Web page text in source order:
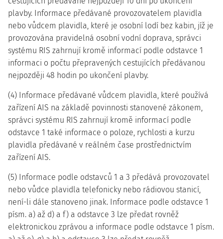
plavby. Informace předávané provozovatelem plavidla
nebo vůdcem plavidla, které je osobní lodí bez kabin, jíž je
provozována pravidelná osobní vodní doprava, správci
systému RIS zahrnují kromě informací podle odstavce 1
informaci o počtu přepravených cestujících předávanou
nejpozději 48 hodin po ukončení plavby.
(4) Informace předávané vůdcem plavidla, které používá
zařízení AIS na základě povinnosti stanovené zákonem,
správci systému RIS zahrnují kromě informací podle
odstavce 1 také informace o poloze, rychlosti a kurzu
plavidla předávané v reálném čase prostřednictvím
zařízení AIS.
(5) Informace podle odstavců 1 a 3 předává provozovatel
nebo vůdce plavidla telefonicky nebo rádiovou stanicí,
není-li dále stanoveno jinak. Informace podle odstavce 1
písm. a) až d) a f) a odstavce 3 lze předat rovněž
elektronickou zprávou a informace podle odstavce 1 písm.